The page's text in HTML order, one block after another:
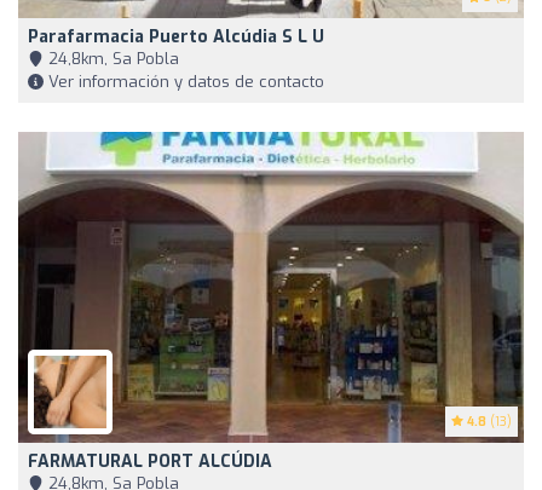
Parafarmacia Puerto Alcúdia S L U
24,8km, Sa Pobla
Ver información y datos de contacto
4.8 (13)
FARMATURAL PORT ALCÚDIA
24,8km, Sa Pobla